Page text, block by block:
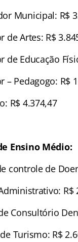
Municipal: R$
de Artes: R$
de Educação
– Pedagogo: R$
R$ 4.374,47
Ensino Médio:
controle de
R$
Consultório
Turismo: R$